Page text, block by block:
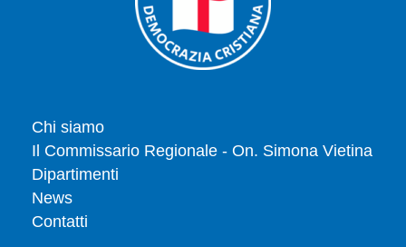
Chi siamo
Il Commissario Regionale - On. Simona Vietina
Dipartimenti
News
Contatti